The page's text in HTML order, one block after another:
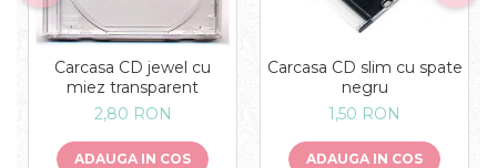
Carcasa CD jewel cu
miez transparent
2,80 RON
ADAUGA IN COS
Carcasa CD slim cu spate
negru
1,50 RON
ADAUGA IN COS